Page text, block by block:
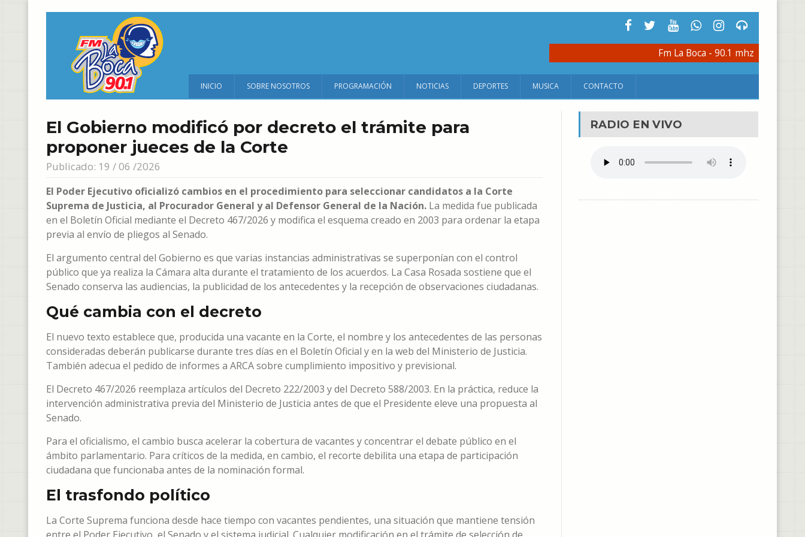
Fm La Boca - 90.1 mhz
INICIO SOBRE NOSOTROS PROGRAMACIÓN NOTICIAS DEPORTES MUSICA CONTACTO
El Gobierno modificó por decreto el trámite para
proponer jueces de la Corte
Publicado: 19 / 06 /2026
El Poder Ejecutivo oficializó cambios en el procedimiento para seleccionar candidatos a la Corte
Suprema de Justicia, al Procurador General y al Defensor General de la Nación. La medida fue publicada
en el Boletín Oficial mediante el Decreto 467/2026 y modifica el esquema creado en 2003 para ordenar la etapa
previa al envío de pliegos al Senado.
El argumento central del Gobierno es que varias instancias administrativas se superponían con el control
público que ya realiza la Cámara alta durante el tratamiento de los acuerdos. La Casa Rosada sostiene que el
Senado conserva las audiencias, la publicidad de los antecedentes y la recepción de observaciones ciudadanas.
Qué cambia con el decreto
El nuevo texto establece que, producida una vacante en la Corte, el nombre y los antecedentes de las personas
consideradas deberán publicarse durante tres días en el Boletín Oficial y en la web del Ministerio de Justicia.
También adecua el pedido de informes a ARCA sobre cumplimiento impositivo y previsional.
El Decreto 467/2026 reemplaza artículos del Decreto 222/2003 y del Decreto 588/2003. En la práctica, reduce la
intervención administrativa previa del Ministerio de Justicia antes de que el Presidente eleve una propuesta al
Senado.
Para el oficialismo, el cambio busca acelerar la cobertura de vacantes y concentrar el debate público en el
ámbito parlamentario. Para críticos de la medida, en cambio, el recorte debilita una etapa de participación
ciudadana que funcionaba antes de la nominación formal.
El trasfondo político
La Corte Suprema funciona desde hace tiempo con vacantes pendientes, una situación que mantiene tensión
RADIO EN VIVO